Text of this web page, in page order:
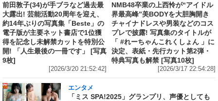
前田敦子(34)が手ブラなど過去最
大露出! 芸能活動20周年を迎え、
約14年ぶりの写真集「Beste」の
電子版が主要ネット書店で1位獲
得を記念し未解禁カットを特別公
開! 「人生最後の一冊です」 [写真
9枚]
[2026/3/20 21:52:42]
NMB48卒業の上西怜が“アイドル
界最高峰”美BODYを大胆胸開き
チャイナドレスや男装などのコス
プレで披露! 写真集のタイトルが
「 #れーちゃんこれくしょん 」に
決定、表紙・先行カット第2弾・
特典写真も解禁 [写真10枚]
[2026/3/17 22:54:28]
エンタメ
「ミス SPA!2025」グランプリ、声優としても